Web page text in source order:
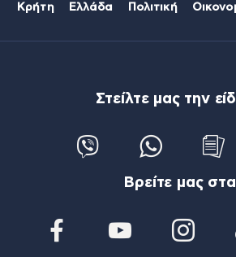
Κρήτη Ελλάδα Πολιτική
Στείλτε μας την
Βρείτε μας